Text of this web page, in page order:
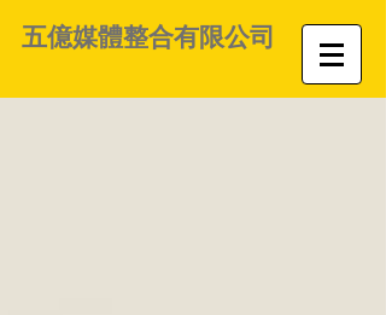
五億媒體整合有限公司